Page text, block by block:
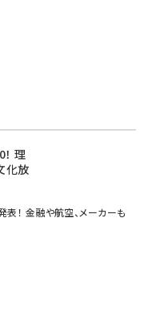
理
化放
！ 金融や航空、メーカーも